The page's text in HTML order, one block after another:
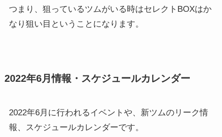
つまり、狙っているツムがいる時はセレクトBOXはか
なり狙い目ということになります。
2022年6月情報・スケジュールカレンダー
2022年6月に行われるイベントや、新ツムのリーク情
報、スケジュールカレンダーです。